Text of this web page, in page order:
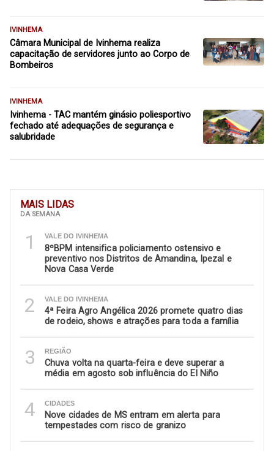
MAIS LIDAS
DA SEMANA
1 VALE DO IVINHEMA
8ºBPM intensifica policiamento ostensivo e
preventivo nos Distritos de Amandina, Ipezal e
Nova Casa Verde
2 VALE DO IVINHEMA
4ª Feira Agro Angélica 2026 promete quatro dias
de rodeio, shows e atrações para toda a família
3 REGIÃO
Chuva volta na quarta-feira e deve superar a
média em agosto sob influência do El Niño
4 CIDADES
Nove cidades de MS entram em alerta para
tempestades com risco de granizo
IVINHEMA
Câmara Municipal de Ivinhema realiza
capacitação de servidores junto ao Corpo de
Bombeiros
IVINHEMA
Ivinhema - TAC mantém ginásio poliesportivo
fechado até adequações de segurança e
salubridade